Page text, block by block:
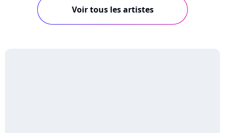
Voir tous les artistes